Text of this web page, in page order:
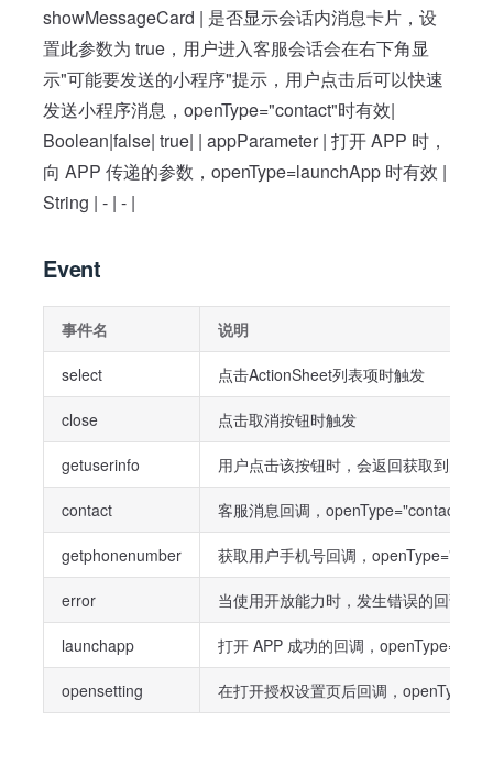
showMessageCard | 是否显示会话内消息卡片，设
置此参数为 true，用户进入客服会话会在右下角显
示"可能要发送的小程序"提示，用户点击后可以快速
发送小程序消息，openType="contact"时有效|
Boolean|false| true| | appParameter | 打开 APP 时，
向 APP 传递的参数，openType=launchApp 时有效 |
String | - | - |
Event
事件名 说明
select 点击ActionSheet列表项时触发
close 点击取消按钮时触发
getuserinfo 用户点击该按钮时，会返回获取到的用
contact 客服消息回调，openType="contact"时
getphonenumber 获取用户手机号回调，
error 当使用开放能力时，发生错误的回调，
launchapp 打开 APP 成功的回调，
opensetting 在打开授权设置页后回调，